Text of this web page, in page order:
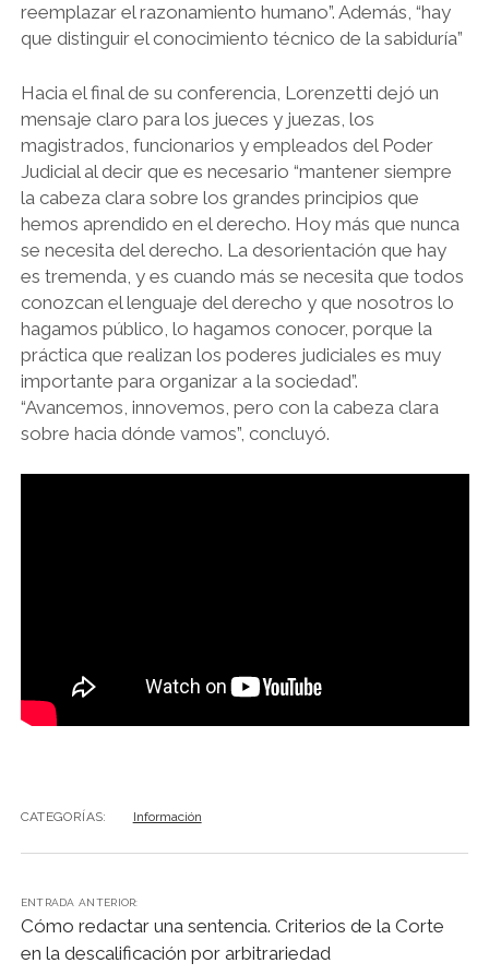
reemplazar el razonamiento humano”. Además, “hay
que distinguir el conocimiento técnico de la sabiduría”
Hacia el final de su conferencia, Lorenzetti dejó un
mensaje claro para los jueces y juezas, los
magistrados, funcionarios y empleados del Poder
Judicial al decir que es necesario “mantener siempre
la cabeza clara sobre los grandes principios que
hemos aprendido en el derecho. Hoy más que nunca
se necesita del derecho. La desorientación que hay
es tremenda, y es cuando más se necesita que todos
conozcan el lenguaje del derecho y que nosotros lo
hagamos público, lo hagamos conocer, porque la
práctica que realizan los poderes judiciales es muy
importante para organizar a la sociedad”.
“Avancemos, innovemos, pero con la cabeza clara
sobre hacia dónde vamos”, concluyó.
CATEGORÍAS: Información
ENTRADA ANTERIOR:
Cómo redactar una sentencia. Criterios de la Corte
en la descalificación por arbitrariedad